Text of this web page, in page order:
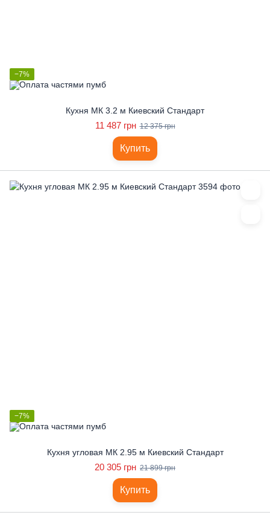
−7%
Кухня МК 3.2 м Киевский Стандарт
11 487 грн 12 375 грн
Купить
−7%
Кухня угловая МК 2.95 м Киевский Стандарт
20 305 грн 21 899 грн
Купить